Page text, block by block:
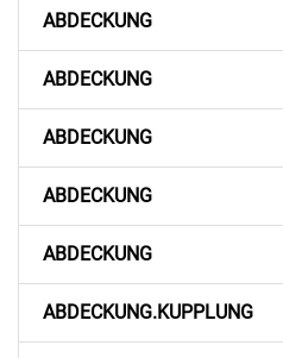
ABDECKUNG
ABDECKUNG
ABDECKUNG
ABDECKUNG
ABDECKUNG
ABDECKUNG.KUPPLUNG